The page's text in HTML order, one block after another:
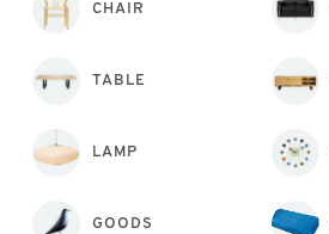
CHAIR
TABLE
LAMP
GOODS